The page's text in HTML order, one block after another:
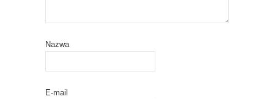
Nazwa
E-mail